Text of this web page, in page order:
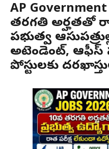
AP
తరగతి అర్హతతో
ప్రభుత్వ
అటెండెంట్, ఆఫీస్
పోస్టులకు